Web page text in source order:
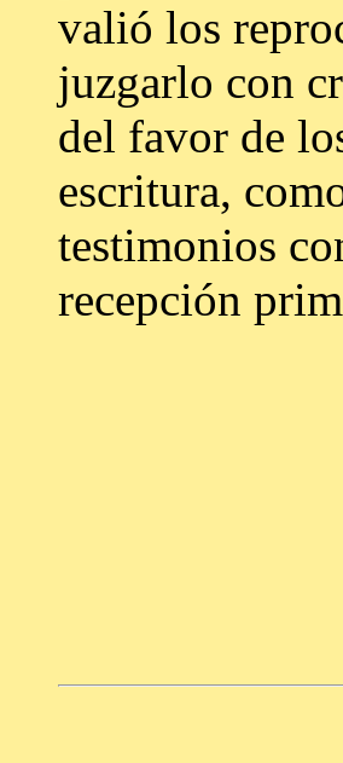
valió los
juzgarlo con
del favor de
escritura,
testimonios
recepción